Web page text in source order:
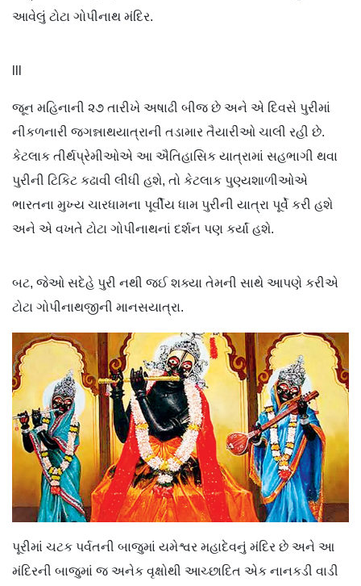
આવેલું ટોટા ગોપીનાથ મંદિર.
જૂન મહિનાની ૨૭ તારીખે અષાઢી બીજ છે અને એ દિવસે પુરીમાં
નીકળનારી જગન્નાથયાત્રાની તડામાર તૈયારીઓ ચાલી રહી છે.
કેટલાક તીર્થપ્રેમીઓએ આ ઐતિહાસિક યાત્રામાં સહભાગી થવા
પુરીની ટિકિટ કઢાવી લીધી હશે, તો કેટલાક પુણ્યશાળીઓએ
ભારતના મુખ્ય ચારધામના પૂર્વીય ધામ પુરીની યાત્રા પૂર્વે કરી હશે
અને એ વખતે ટોટા ગોપીનાથનાં દર્શન પણ કર્યાં હશે.
બટ, જેઓ સદેહે પુરી નથી જઈ શક્યા તેમની સાથે આપણે કરીએ
ટોટા ગોપીનાથજીની માનસયાત્રા.
પૂરીમાં ચટક પર્વતની બાજુમાં યમેશ્વર મહાદેવનું મંદિર છે અને આ
મંદિરની બાજુમાં જ અનેક વૃક્ષોથી આચ્છાદિત એક નાનકડી વાડી